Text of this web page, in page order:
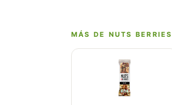
MÁS DE NUTS BERRIES